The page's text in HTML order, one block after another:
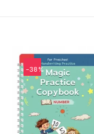
-38%